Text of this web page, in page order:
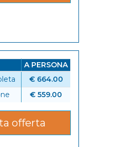
A PERSONA
€ 664.00
€ 559.00
offerta